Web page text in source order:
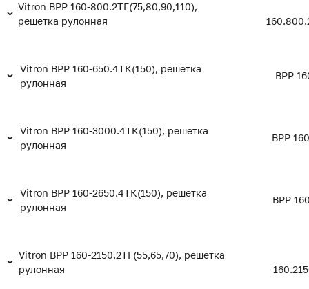
Vitron ВРР 160-800.2ТГ(75,80,90,110),
решетка рулонная
Vitron ВРР 160-650.4ТК(150), решетка
рулонная
ВРР
Vitron ВРР 160-3000.4ТК(150), решетка
рулонная
ВРР
Vitron ВРР 160-2650.4ТК(150), решетка
рулонная
ВРР
Vitron ВРР 160-2150.2ТГ(55,65,70), решетка
рулонная